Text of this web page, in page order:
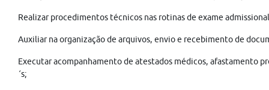
Realizar procedimentos técnicos nas rotinas de exame
Auxiliar na organização de arquivos, envio e recebimento de
Executar acompanhamento de atestados médicos, afastamento
´s;